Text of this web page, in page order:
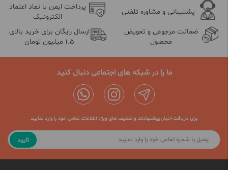
پشتیبانی و مشاوره تلفنی
پرداخت ایمن با نماد اعتماد
الکترونیک
ضمانت مرجوعی و تعویض
محصول
ارسال رایگان برای خرید بالای
1.5 میلیون تومان
ما را در شبکه های اجتماعی دنبال کنید
برای دریافت اخبار،پیشنهادات و تخفیف های ویژه اطلاعات تماس خود را وارد نمایید
تایید